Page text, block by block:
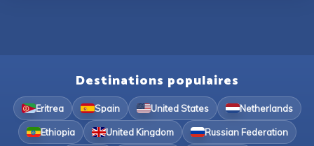
Destinations populaires
Eritrea Spain United States Netherlands
Ethiopia United Kingdom Russian Federation